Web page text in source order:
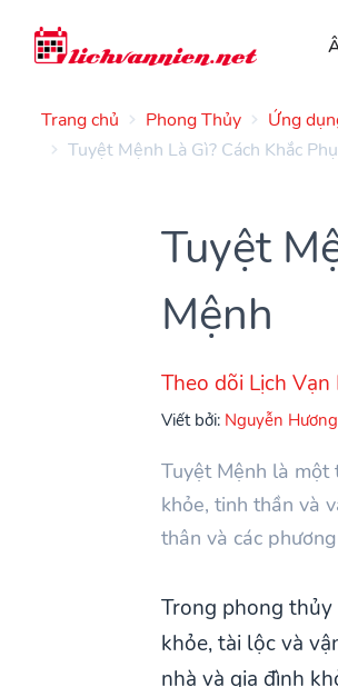
Trang chủ Phong Thủy Ứng
Tuyệt Mệnh Là Gì? Cách Khắc
Tuyệt
Mệnh
Theo dõi Lịch
Viết bởi: Nguyễn Hương
Tuyệt Mệnh là
khỏe, tinh thần và
thân và các
Trong phong
khỏe, tài lộc và
nhà và gia đình